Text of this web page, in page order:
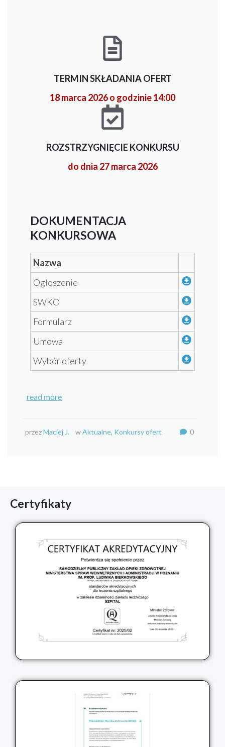
TERMIN SKŁADANIA OFERT
18 marca 2026 o godzinie 14:00
ROZSTRZYGNIĘCIE KONKURSU
do dnia 27 marca 2026
DOKUMENTACJA
KONKURSOWA
Nazwa
Ogłoszenie
SWKO
Formularz
Umowa
Wybór oferty
read more
przezMaciej J. wAktualne, Konkursy ofert 0
Certyfikaty